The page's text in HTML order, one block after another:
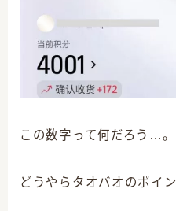
原神プレイ日記 4
原神全キャラ描くぞ
この数字って何だろう…。
どうやらタオバオのポイ